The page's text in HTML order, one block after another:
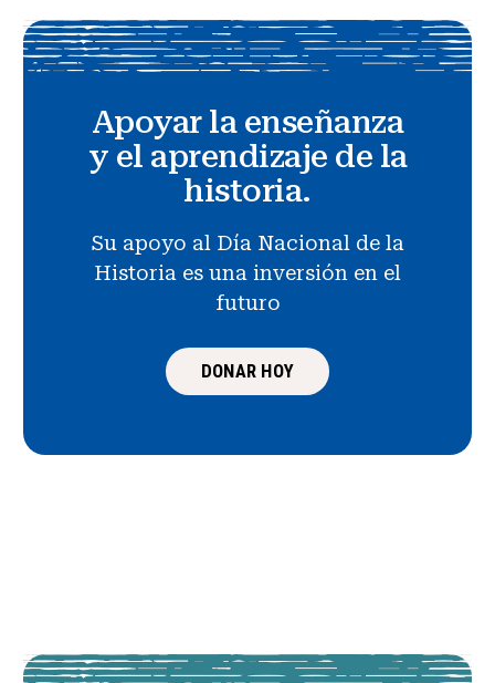
Apoyar la enseñanza
y el aprendizaje de la
historia.
Su apoyo al Día Nacional de la
Historia es una inversión en el
futuro
DONAR HOY